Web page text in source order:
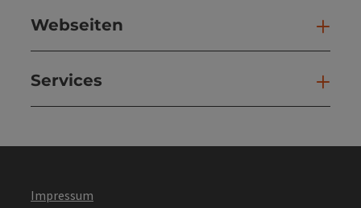
Webseiten
Services
Impressum